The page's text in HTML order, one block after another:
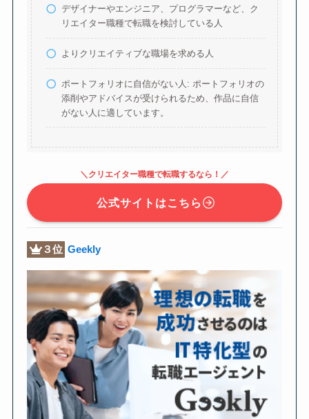
デザイナーやエンジニア、プログラマーなど、ク
リエイター職種で転職を検討している人
よりクリエイティブな職場を求める人
ポートフォリオに自信がない人: ポートフォリオの
添削やアドバイスが受けられるため、作品に自信
がない人に適しています。
＼クリエイター職種で転職するなら！／
公式サイトはこちら
３位 Geekly